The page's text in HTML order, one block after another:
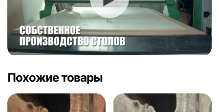
Похожие товары